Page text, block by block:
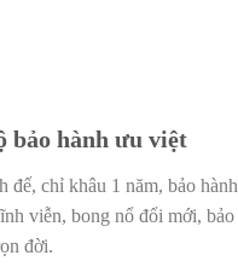
bảo hành ưu việt
đế, chỉ khâu 1 năm, bảo hành
viễn, bong nổ đổi mới, bảo
đời.